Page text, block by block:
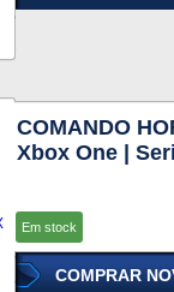
COMANDO
Xbox One |
Em stock
COMPRAR